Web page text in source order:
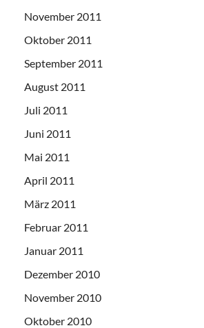
November 2011
Oktober 2011
September 2011
August 2011
Juli 2011
Juni 2011
Mai 2011
April 2011
März 2011
Februar 2011
Januar 2011
Dezember 2010
November 2010
Oktober 2010